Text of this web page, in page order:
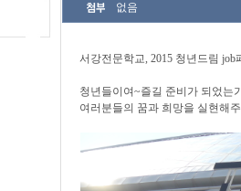
없음
서강전문학교, 2015 청년드림
청년들이여~즐길 준비가 되었는
여러분들의 꿈과 희망을 실현해